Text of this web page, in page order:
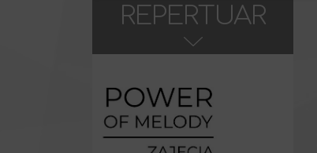
REPERTUAR